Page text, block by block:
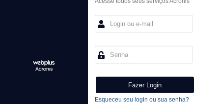
Esqueceu seu login ou sua senha?